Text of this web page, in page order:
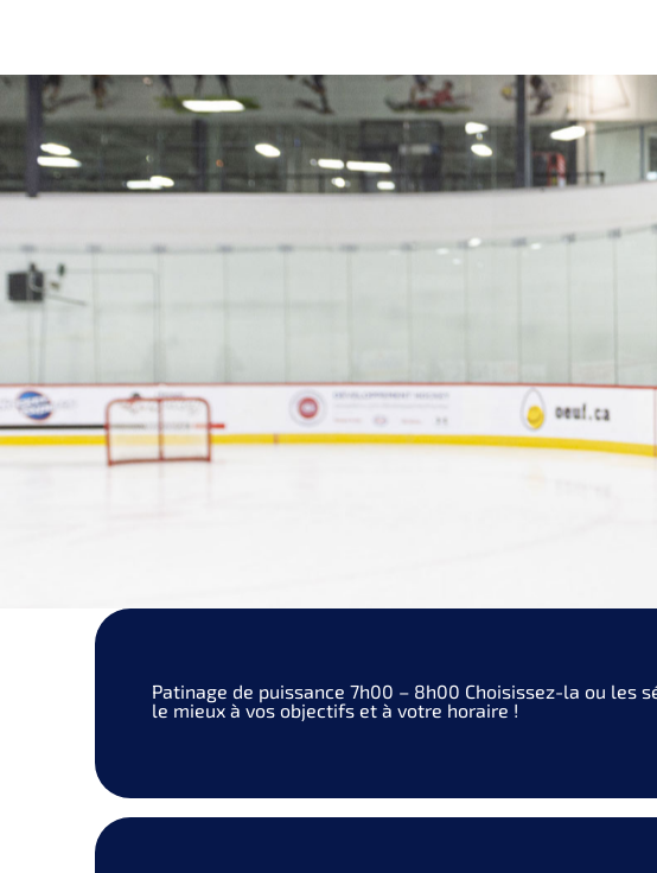
Patinage de puissance 7h00 – 8h00 Choisissez-la ou les
le mieux à vos objectifs et à votre horaire !